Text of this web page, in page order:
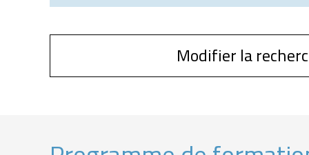
Modifier la